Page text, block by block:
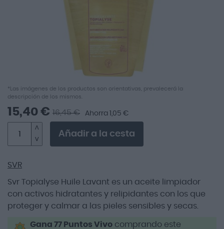
Saltar
al
comienzo
galería
de
*Las imágenes de los productos son orientativas, prevalecerá la
descripción de los mismos.
SVR
Svr Topialyse Huile Lavant es un aceite limpiador
con activos hidratantes y relipidantes con los que
proteger y calmar a las pieles sensibles y secas.
Gana 77 Puntos Vivo comprando este
15,40 € 16,45 € Ahorra 1,05 €
Añadir a la cesta